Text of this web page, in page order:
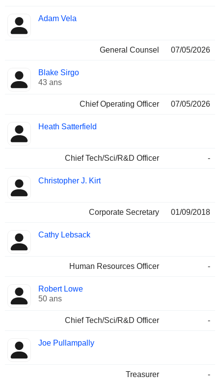
Adam Vela
General Counsel 07/05/2026
Blake Sirgo
43 ans
Chief Operating Officer 07/05/2026
Heath Satterfield
Chief Tech/Sci/R&D Officer -
Christopher J. Kirt
Corporate Secretary 01/09/2018
Cathy Lebsack
Human Resources Officer -
Robert Lowe
50 ans
Chief Tech/Sci/R&D Officer -
Joe Pullampally
Treasurer -